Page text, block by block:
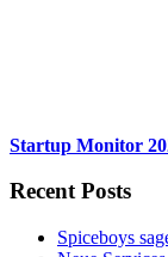
Startup Monitor
Recent Posts
Spiceboys